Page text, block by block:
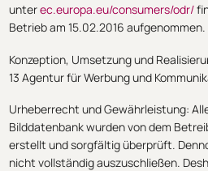
unterec.europa.eu/consumers/odr/
Betrieb am 15.02.2016 aufgenommen.
Konzeption, Umsetzung und
13 Agentur für Werbung und
Urheberrecht und Gewährleistung:
Bilddatenbank wurden von dem
erstellt und sorgfältig überprüft.
nicht vollständig auszuschließen.